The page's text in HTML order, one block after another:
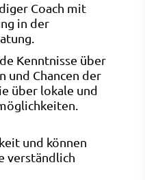
Coach mit
in der
Kenntnisse über
und Chancen der
über lokale und
und können
verständlich